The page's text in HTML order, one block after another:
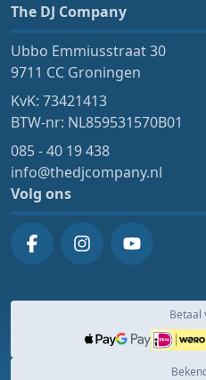
The DJ Company
Ubbo Emmiusstraat 30
9711 CC Groningen
KvK: 73421413
BTW-nr: NL859531570B01
085 - 40 19 438
info@thedjcompany.nl
Volg ons
Betaal